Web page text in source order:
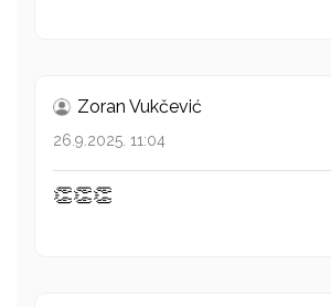
Zoran Vukčević
26.9.2025. 11:04
👏👏👏